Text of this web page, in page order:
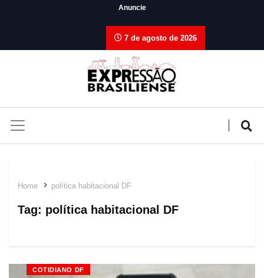
Anuncie
7 de agosto de 2026
Home política habitacional DF
Tag: política habitacional DF
COTIDIANO DF